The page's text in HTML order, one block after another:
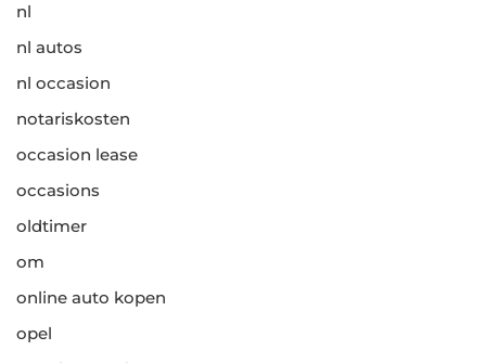
nl
nl autos
nl occasion
notariskosten
occasion lease
occasions
oldtimer
om
online auto kopen
opel